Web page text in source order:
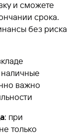
и сможете
срока.
без риска
наличные
важно
: при
только